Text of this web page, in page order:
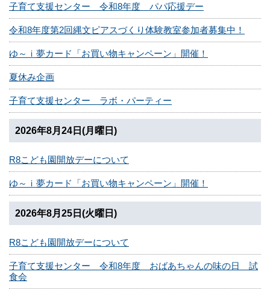
子育て支援センター 令和8年度 パパ応援デー
令和8年度第2回縄文ピアスづくり体験教室参加者募集中！
ゆ～ｉ夢カード「お買い物キャンペーン」開催！
夏休み企画
子育て支援センター ラボ・パーティー
2026年8月24日(月曜日)
R8こども園開放デーについて
ゆ～ｉ夢カード「お買い物キャンペーン」開催！
2026年8月25日(火曜日)
R8こども園開放デーについて
子育て支援センター 令和8年度 おばあちゃんの味の日 試
食会